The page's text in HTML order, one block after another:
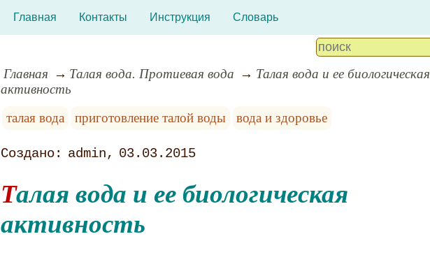
Главная Контакты Инструкция Словарь
Главная Талая вода. Протиевая вода
Талая вода и ее биологическая
активность
талая вода
приготовление талой воды вода и здоровье
admin 03.03.2015
Талая вода и ее биологическая
активность